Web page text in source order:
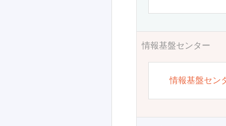
情報基盤センター
情報基盤セン